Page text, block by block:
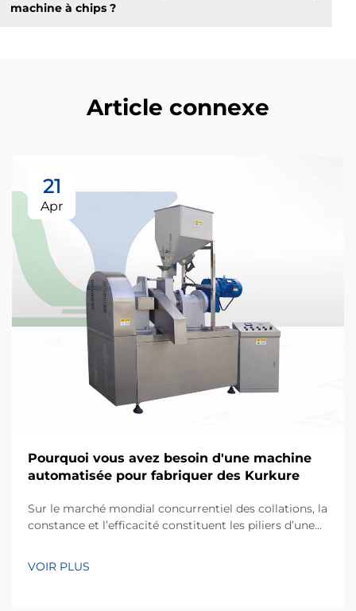
machine à chips ?
Article connexe
21
Apr
Pourquoi vous avez besoin d'une machine
automatisée pour fabriquer des Kurkure
Sur le marché mondial concurrentiel des collations, la
constance et l’efficacité constituent les piliers d’une
réputé pour sa forme irrégulière unique et sa texture
VOIR PLUS